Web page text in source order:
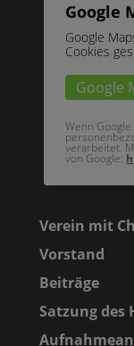
Google
Google
Cookies
Google
Wenn
verarbeitet.
von Google:
Verein mit
Vorstand
Beiträge
Satzung des